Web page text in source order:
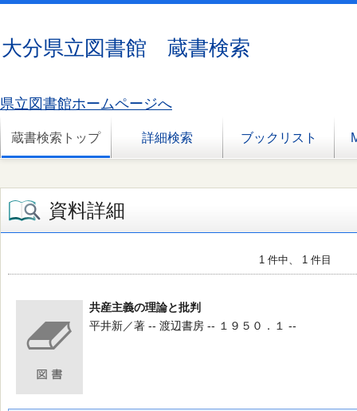
大分県立図書館 蔵書検索
県立図書館ホームページへ
蔵書検索トップ 詳細検索 ブックリスト
資料詳細
1 件中、 1 件目
共産主義の理論と批判
平井新／著 -- 渡辺書房 -- １９５０．１ --